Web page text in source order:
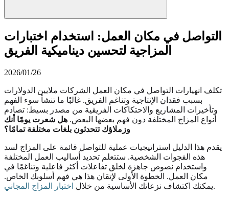
التواصل في مكان العمل: استخدام اختبارات
المزاجية لتحسين ديناميكية الفريق
2026/01/26
تكلف انهيارات التواصل في مكان العمل الشركات ملايين الدولارات
بسبب فقدان الإنتاجية وتناغم الفريق. غالبًا ما تنشأ سوء الفهم
وتأخيرات المشاريع والاحتكاكات الفريقية من مصدر بسيط: تصادم
أنواع المزاج المختلفة دون فهم بعضها البعض. هل شعرت يومًا أنك
وزملاؤك تتحدثون بلغات مختلفة تمامًا؟
يقدم هذا الدليل استراتيجيات عملية للتواصل قائمة على المزاج لسد
هذه الفجوات الشخصية. ستتعلم تحديد أساليب العمل المختلفة
واستخدام نصوص جاهزة لخلق تفاعلات أكثر فاعلية وتناغمًا في
مكان العمل. الخطوة الأولى لإتقان هذا هي فهم أسلوبك الخاص.
يمكنك اكتشاف نزعاتك الأساسية من خلال اختبار المزاج المجاني .